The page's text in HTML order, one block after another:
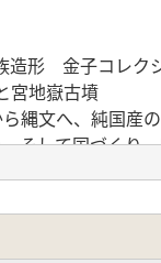
造形 金子コレク
宮地嶽古墳
縄文へ、純国
そして国づく
の交流のはじ